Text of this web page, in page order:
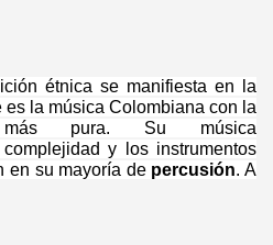
étnica se manifiesta en la
es la música Colombiana con la
más pura. Su música
y los instrumentos
en su mayoría de percusión. A